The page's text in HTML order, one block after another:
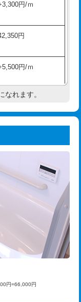
円/ｍ
円
円/ｍ
地調査
33,000円
円
円
円
なれます。
円=66,000円